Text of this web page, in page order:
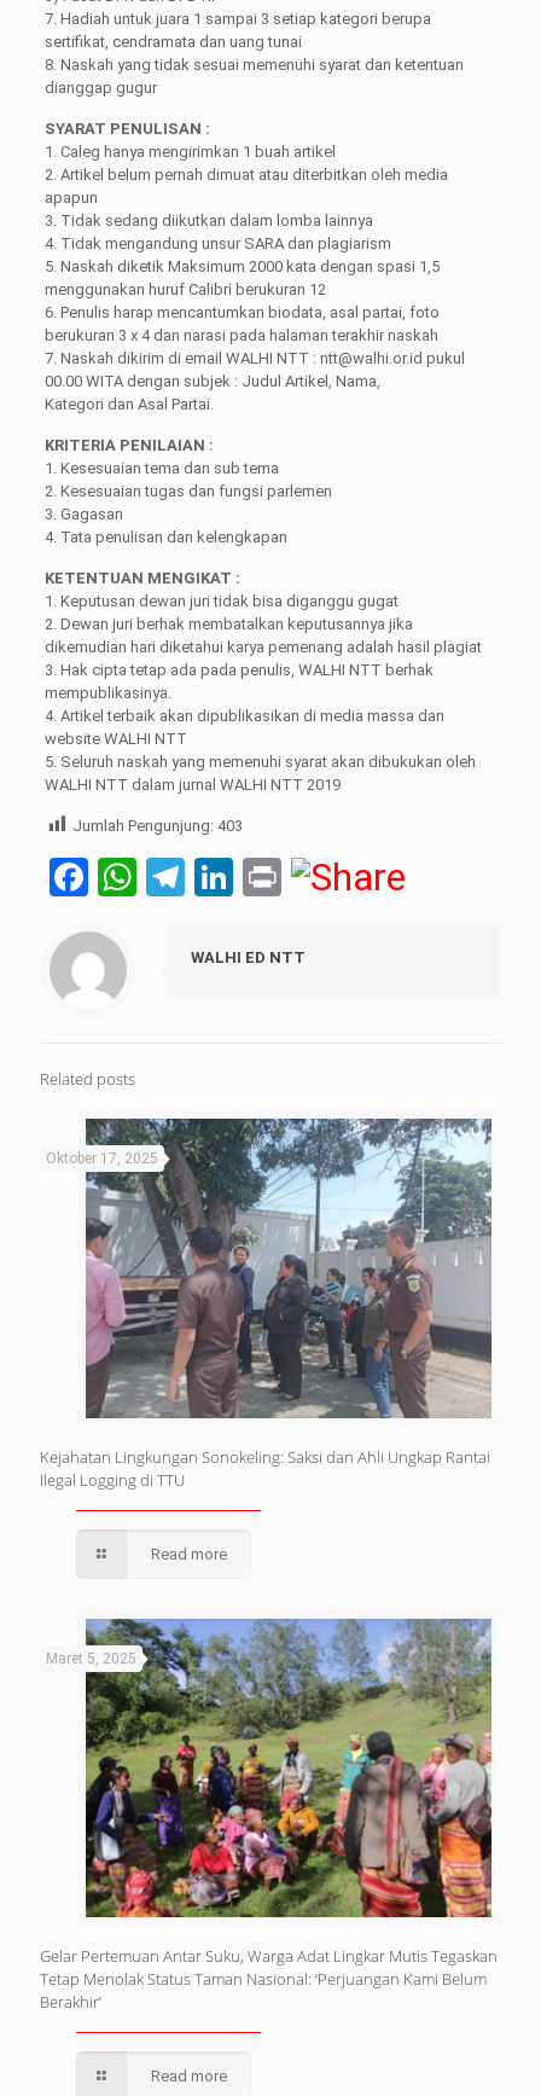
7. Hadiah untuk juara 1 sampai 3 setiap kategori berupa
sertifikat, cendramata dan uang tunai
8. Naskah yang tidak sesuai memenuhi syarat dan ketentuan
dianggap gugur
SYARAT PENULISAN :
1. Caleg hanya mengirimkan 1 buah artikel
2. Artikel belum pernah dimuat atau diterbitkan oleh media
apapun
3. Tidak sedang diikutkan dalam lomba lainnya
4. Tidak mengandung unsur SARA dan plagiarism
5. Naskah diketik Maksimum 2000 kata dengan spasi 1,5
menggunakan huruf Calibri berukuran 12
6. Penulis harap mencantumkan biodata, asal partai, foto
berukuran 3 x 4 dan narasi pada halaman terakhir naskah
7. Naskah dikirim di email WALHI NTT : ntt@walhi.or.id pukul
00.00 WITA dengan subjek : Judul Artikel, Nama,
Kategori dan Asal Partai.
KRITERIA PENILAIAN :
1. Kesesuaian tema dan sub tema
2. Kesesuaian tugas dan fungsi parlemen
3. Gagasan
4. Tata penulisan dan kelengkapan
KETENTUAN MENGIKAT :
1. Keputusan dewan juri tidak bisa diganggu gugat
2. Dewan juri berhak membatalkan keputusannya jika
dikemudian hari diketahui karya pemenang adalah hasil plagiat
3. Hak cipta tetap ada pada penulis, WALHI NTT berhak
mempublikasinya.
4. Artikel terbaik akan dipublikasikan di media massa dan
website WALHI NTT
5. Seluruh naskah yang memenuhi syarat akan dibukukan oleh
WALHI NTT dalam jurnal WALHI NTT 2019
Jumlah Pengunjung: 403
Facebook
WhatsApp
Telegram
LinkedIn
Print
WALHI ED NTT
Related posts
Oktober 17, 2025
Kejahatan Lingkungan Sonokeling: Saksi dan Ahli Ungkap Rantai
Ilegal Logging di TTU
Read more
Maret 5, 2025
Gelar Pertemuan Antar Suku, Warga Adat Lingkar Mutis Tegaskan
Tetap Menolak Status Taman Nasional: ‘Perjuangan Kami Belum
Berakhir’
Read more